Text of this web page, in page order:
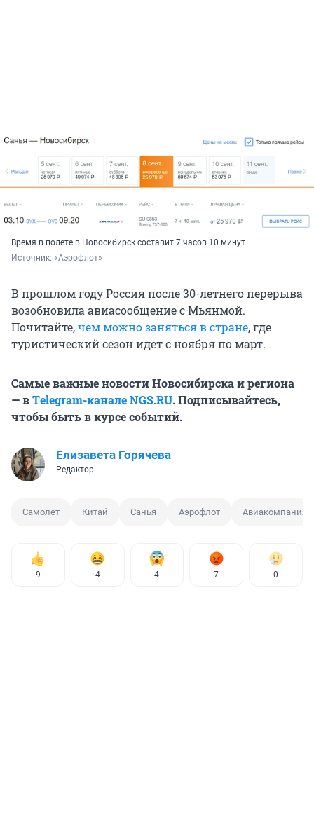
Время в полете в Новосибирск составит 7 часов 10 минут
Источник: «Аэрофлот»
В прошлом году Россия после 30-летнего перерыва
возобновила авиасообщение с Мьянмой.
Почитайте,чем можно заняться в стране, где
туристический сезон идет с ноября по март.
Самые важные новости Новосибирска и региона
— вТelegram-канале NGS.RU. Подписывайтесь,
чтобы быть в курсе событий.
Елизавета Горячева
Редактор
Самолет Китай Санья Аэрофлот Авиакомпания
9 4 4 7 0